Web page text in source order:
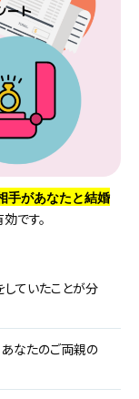
手があなたと結婚
です。
ていたことが分
なたのご両親の